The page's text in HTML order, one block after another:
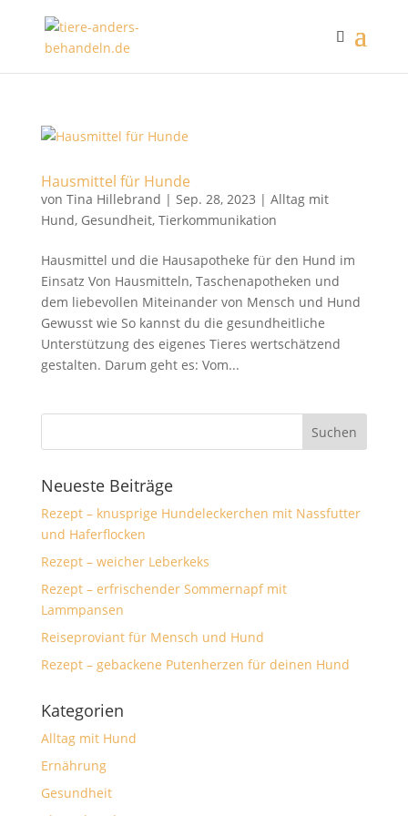
Hausmittel für Hunde
von Tina Hillebrand | Sep. 28, 2023 | Alltag mit
Hund, Gesundheit, Tierkommunikation
Hausmittel und die Hausapotheke für den Hund im
Einsatz Von Hausmitteln, Taschenapotheken und
dem liebevollen Miteinander von Mensch und Hund
Gewusst wie So kannst du die gesundheitliche
Unterstützung des eigenes Tieres wertschätzend
gestalten. Darum geht es: Vom...
Neueste Beiträge
Rezept – knusprige Hundeleckerchen mit Nassfutter
und Haferflocken
Rezept – weicher Leberkeks
Rezept – erfrischender Sommernapf mit
Lammpansen
Reiseproviant für Mensch und Hund
Rezept – gebackene Putenherzen für deinen Hund
Kategorien
Alltag mit Hund
Ernährung
Gesundheit